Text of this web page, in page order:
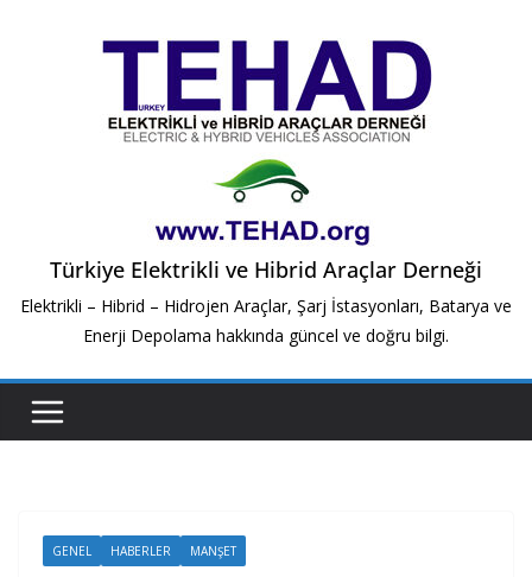
Türkiye Elektrikli ve Hibrid Araçlar Derneği
Elektrikli – Hibrid – Hidrojen Araçlar, Şarj İstasyonları, Batarya ve
Enerji Depolama hakkında güncel ve doğru bilgi.
GENEL HABERLER MANŞET